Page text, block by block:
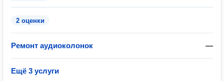
2 оценки
Ремонт аудиоколонок —
Ещё 3 услуги